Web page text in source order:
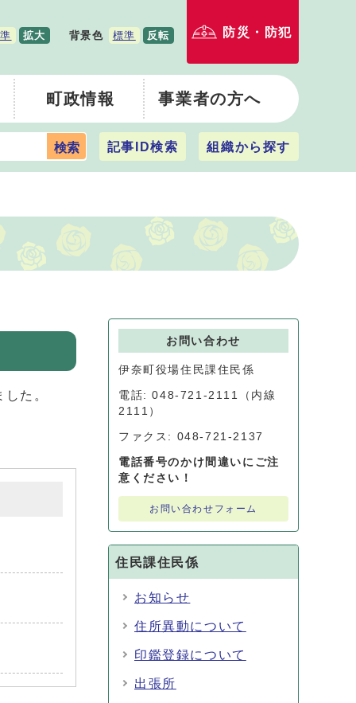
拡大 背景色 標準 反転 防災・防犯
町政情報 事業者の方へ
検索 記事ID検索 組織から探す
た。
お問い合わせ
伊奈町役場住民課住民係
電話: 048-721-2111（内線
2111）
ファクス: 048-721-2137
電話番号のかけ間違いにご注
意ください！
お問い合わせフォーム
住民課住民係
お知らせ
住所異動について
印鑑登録について
出張所